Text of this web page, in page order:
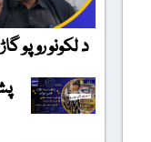
د لکونو روپو